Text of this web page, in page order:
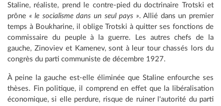
Staline, réaliste, prend le contre-pied du doctrinaire Trotski et
prône « le socialisme dans un seul pays ». Allié dans un premier
temps à Boukharine, il oblige Trotski à quitter ses fonctions de
commissaire du peuple à la guerre. Les autres chefs de la
gauche, Zinoviev et Kamenev, sont à leur tour chassés lors du
congrès du parti communiste de décembre 1927.
À peine la gauche est-elle éliminée que Staline enfourche ses
thèses. Fin politique, il comprend en effet que la libéralisation
économique, si elle perdure, risque de ruiner l'autorité du parti